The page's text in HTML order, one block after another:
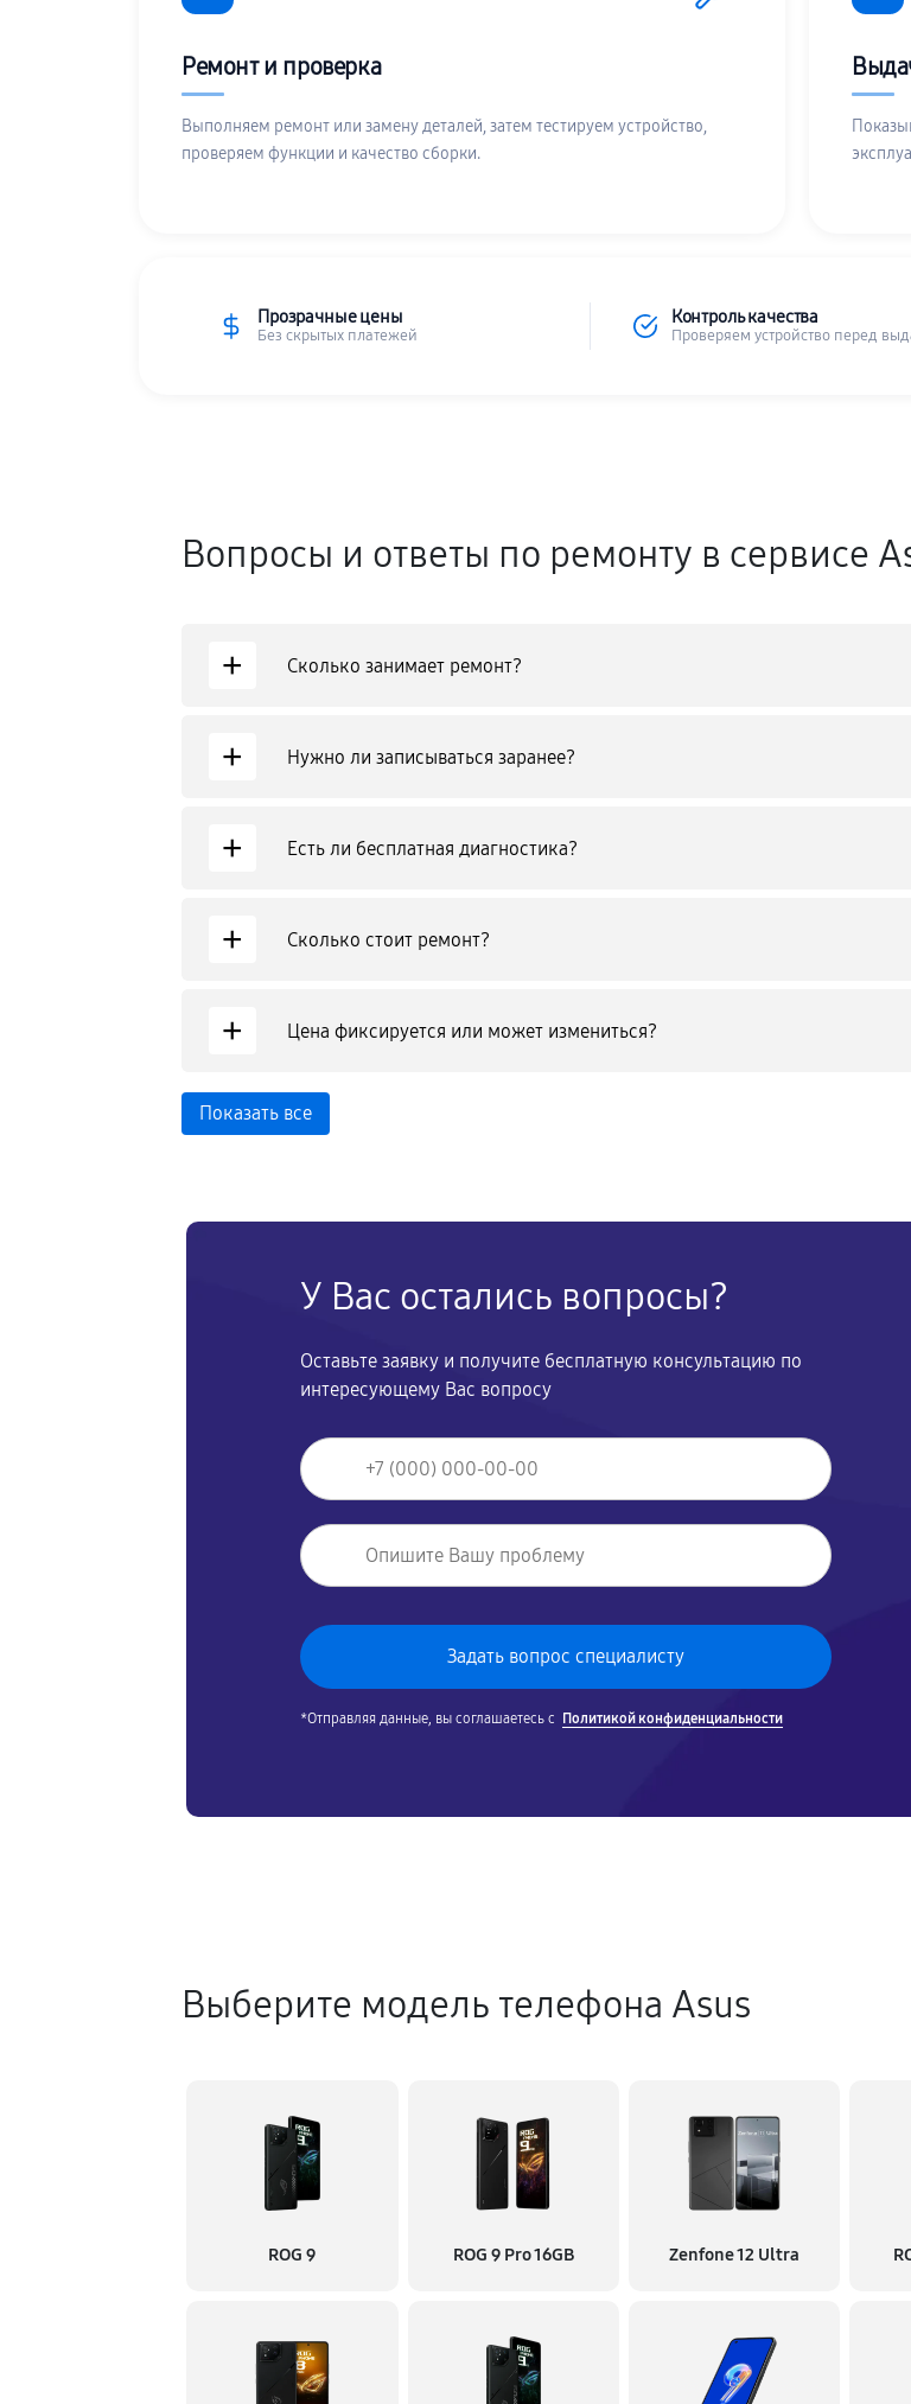
Ремонт и проверка
Выполняем ремонт или замену деталей, затем тестируем устройство,
проверяем функции и качество сборки.
Прозрачные цены
Без скрытых платежей
Контроль качества
Проверяем устройство перед
Вопросы и ответы по ремонту в сервисе
+ Сколько занимает ремонт?
+ Нужно ли записываться заранее?
+ Есть ли бесплатная диагностика?
+ Сколько стоит ремонт?
+ Цена фиксируется или может измениться?
Показать все
У Вас остались вопросы?
Оставьте заявку и получите бесплатную консультацию по
интересующему Вас вопросу
*Отправляя данные, вы соглашаетесь с Политикой конфиденциальности
Выберите модель телефона Asus
ROG 9 ROG 9 Pro 16GB Zenfone 12 Ultra